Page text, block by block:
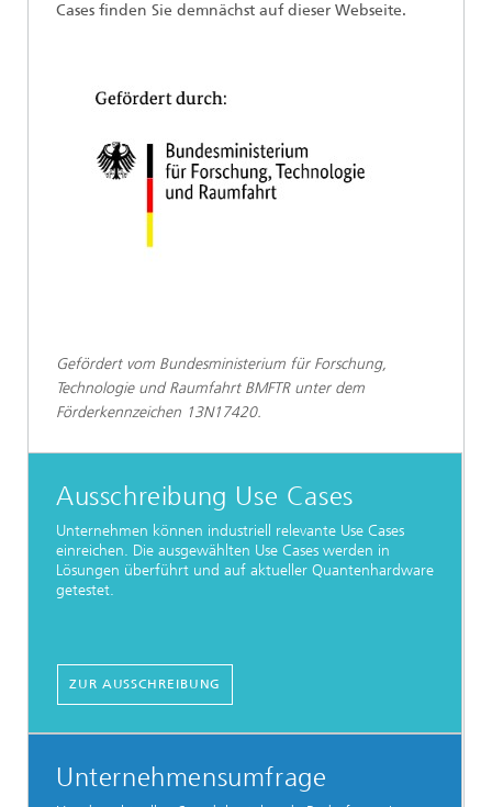
Cases finden Sie demnächst auf dieser Webseite.
Gefördert vom Bundesministerium für Forschung,
Technologie und Raumfahrt BMFTR unter dem
Förderkennzeichen 13N17420.
Ausschreibung Use Cases
Unternehmen können industriell relevante Use Cases
einreichen. Die ausgewählten Use Cases werden in
Lösungen überführt und auf aktueller Quantenhardware
getestet.
ZUR AUSSCHREIBUNG
Unternehmensumfrage